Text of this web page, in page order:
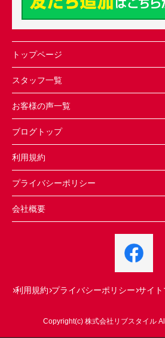
トップページ
スタッフ一覧
お客様の声一覧
ブログトップ
利用規約
プライバシーポリシー
会社概要
利用規約 プライバシーポリシー サイ
Copyright(c) 株式会社リブスタイル